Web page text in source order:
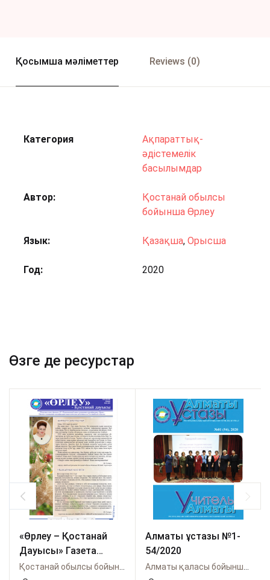
Қосымша мәліметтер Reviews (0)
Категория
Ақпараттық-
әдістемелік
басылымдар
Автор
Қостанай обылсы
бойынша Өрлеу
Язык Қазақша, Орысша
Год 2020
Өзге де ресурстар
«Өрлеу – Қостанай
Дауысы» Газета
№1(162)-2021г.
Алматы ұстазы №1-
54/2020